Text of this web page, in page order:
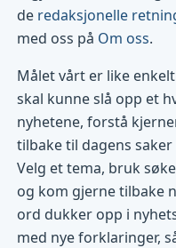
de redaksjonelle
med oss på Om oss.
Målet vårt er like
skal kunne slå opp et
nyhetene, forstå
tilbake til dagens
Velg et tema, bruk
og kom gjerne tilbake
ord dukker opp i
med nye forklaringer,